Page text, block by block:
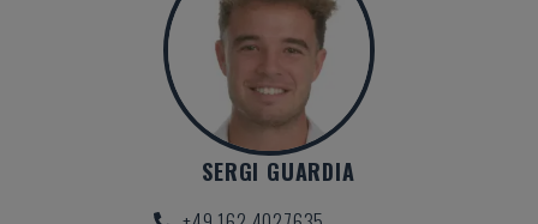
SERGI GUARDIA